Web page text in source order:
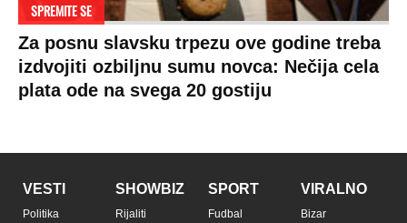
SPREMITE SE
Za posnu slavsku trpezu ove godine treba
izdvojiti ozbiljnu sumu novca: Nečija cela
plata ode na svega 20 gostiju
VESTI
Politika
SHOWBIZ
Rijaliti
SPORT
Fudbal
VIRALNO
Bizar